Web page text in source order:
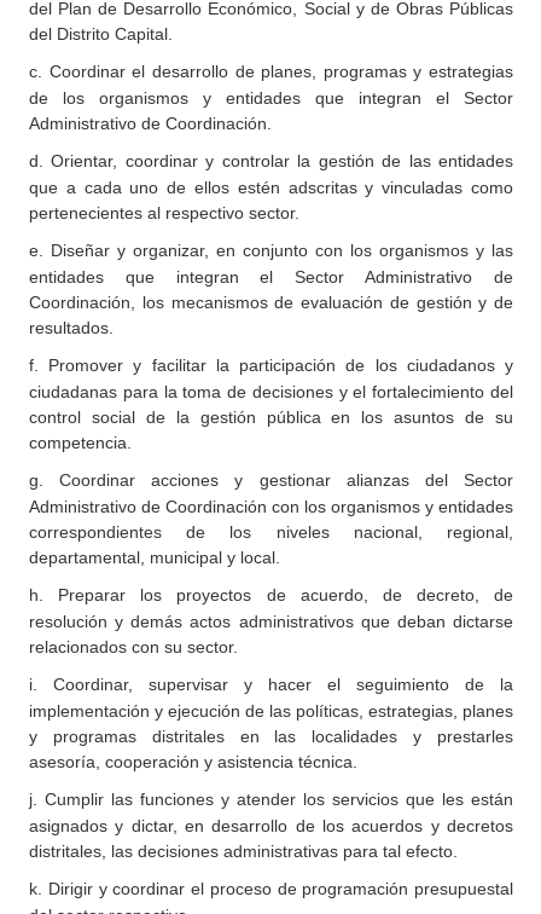
del Plan de Desarrollo Económico, Social y de Obras Públicas
del Distrito Capital.
c.
Coordinar el desarrollo de planes, programas y estrategias
de los organismos y entidades que integran el Sector
Administrativo de Coordinación.
d.
Orientar, coordinar y controlar la gestión de las entidades
que a cada uno de ellos estén adscritas y vinculadas como
pertenecientes al respectivo sector.
e.
Diseñar y organizar, en conjunto con los organismos y las
entidades que integran el Sector Administrativo de
Coordinación, los mecanismos de evaluación de gestión y de
resultados.
f.
Promover y facilitar la participación de los ciudadanos y
ciudadanas para la toma de decisiones y el fortalecimiento del
control social de la gestión pública en los asuntos de su
competencia.
g.
Coordinar acciones y gestionar alianzas del Sector
Administrativo de Coordinación con los organismos y entidades
correspondientes de los niveles nacional, regional,
departamental, municipal y local.
h.
Preparar los proyectos de acuerdo, de decreto, de
resolución y demás actos administrativos que deban dictarse
relacionados con su sector.
i.
Coordinar, supervisar y hacer el seguimiento de la
implementación y ejecución de las políticas, estrategias, planes
y programas distritales en las localidades y prestarles
asesoría, cooperación y asistencia técnica.
j.
Cumplir las funciones y atender los servicios que les están
asignados y dictar, en desarrollo de los acuerdos y decretos
distritales, las decisiones administrativas para tal efecto.
k.
Dirigir y coordinar el proceso de programación presupuestal